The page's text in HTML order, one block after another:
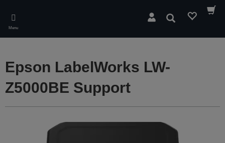
main
content
Menu
Rechercher
Epson LabelWorks LW-
Z5000BE Support